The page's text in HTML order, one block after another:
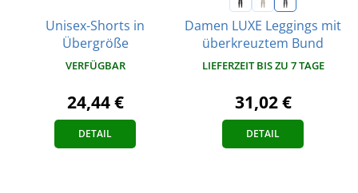
Unisex-Shorts in
Übergröße
VERFÜGBAR
24,44 €
DETAIL
Damen LUXE Leggings mit
überkreuztem Bund
LIEFERZEIT BIS ZU 7 TAGE
31,02 €
DETAIL